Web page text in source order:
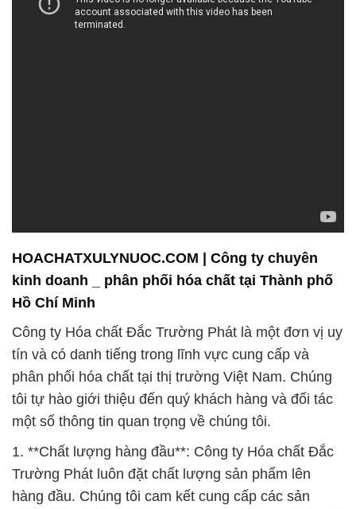
HOACHATXULYNUOC.COM | Công ty chuyên
kinh doanh _ phân phối hóa chất tại Thành phố
Hồ Chí Minh
Công ty Hóa chất Đắc Trường Phát là một đơn vị uy
tín và có danh tiếng trong lĩnh vực cung cấp và
phân phối hóa chất tại thị trường Việt Nam. Chúng
tôi tự hào giới thiệu đến quý khách hàng và đối tác
một số thông tin quan trọng về chúng tôi.
1. **Chất lượng hàng đầu**: Công ty Hóa chất Đắc
Trường Phát luôn đặt chất lượng sản phẩm lên
hàng đầu. Chúng tôi cam kết cung cấp các sản